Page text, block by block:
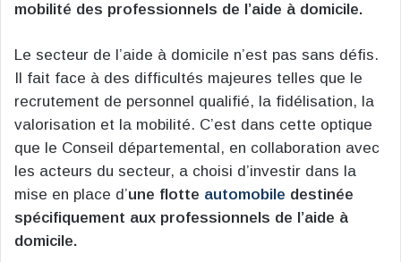
mobilité des professionnels de l’aide à domicile.
Le secteur de l’aide à domicile n’est pas sans défis.
Il fait face à des difficultés majeures telles que le
recrutement de personnel qualifié, la fidélisation, la
valorisation et la mobilité. C’est dans cette optique
que le Conseil départemental, en collaboration avec
les acteurs du secteur, a choisi d’investir dans la
mise en place d’une flotte automobile destinée
spécifiquement aux professionnels de l’aide à
domicile.